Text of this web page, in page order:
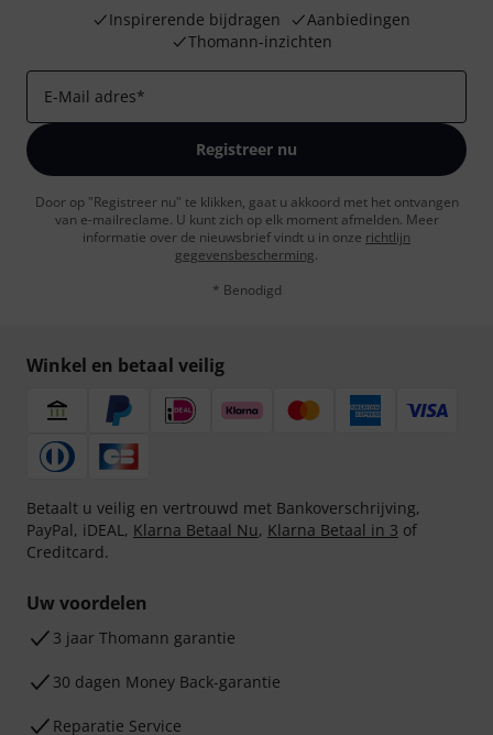
Inspirerende bijdragen
Aanbiedingen
Thomann-inzichten
E-Mail adres*
Registreer nu
Door op "Registreer nu" te klikken, gaat u akkoord met het ontvangen
van e-mailreclame. U kunt zich op elk moment afmelden. Meer
informatie over de nieuwsbrief vindt u in onze richtlijn
gegevensbescherming.
* Benodigd
Winkel en betaal veilig
Betaalt u veilig en vertrouwd met Bankoverschrijving,
PayPal, iDEAL, Klarna Betaal Nu, Klarna Betaal in 3 of
Creditcard.
Uw voordelen
3 jaar Thomann garantie
30 dagen Money Back-garantie
Reparatie Service